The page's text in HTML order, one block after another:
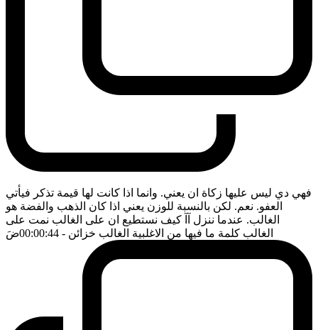
فهي دي ليس عليها زكاة ان يعني. وانما اذا كانت لها قيمة تذكر فيأتي
العفو. نعم. لكن بالنسبة للوزن يعني اذا كان الذهب والفضة هو
الغالب. عندما ننزل آآ كيف نستطيع ان على الغالب نمت على
الغالب كلمة ما فيها من الاغلبية الغالب خزائن - 00:00:44 ضَ